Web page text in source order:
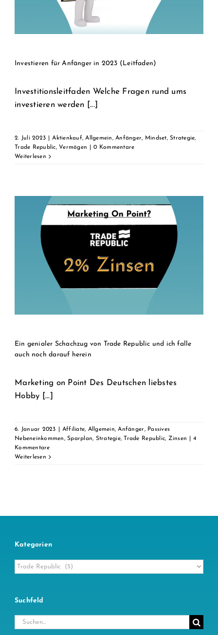
Investieren für Anfänger in 2023 (Leitfaden)
Investitionsleitfaden Welche Fragen rund ums
investieren werden [...]
2. Juli 2023 Aktienkauf,Allgemein,Anfänger, Mindset,Strategie,
Trade Republic, Vermögen
0 Kommentare
Weiterlesen
Ein genialer Schachzug von Trade Republic und ich falle
auch noch darauf herein
Marketing on Point Des Deutschen liebstes
Hobby [...]
6. Januar 2023 Affiliate, Allgemein,Anfänger, Passives
Nebeneinkommen,Sparplan, Strategie,Trade Republic, Zinsen
4
Kommentare
Weiterlesen
Kategorien
Kategorien
Suchfeld
Suche